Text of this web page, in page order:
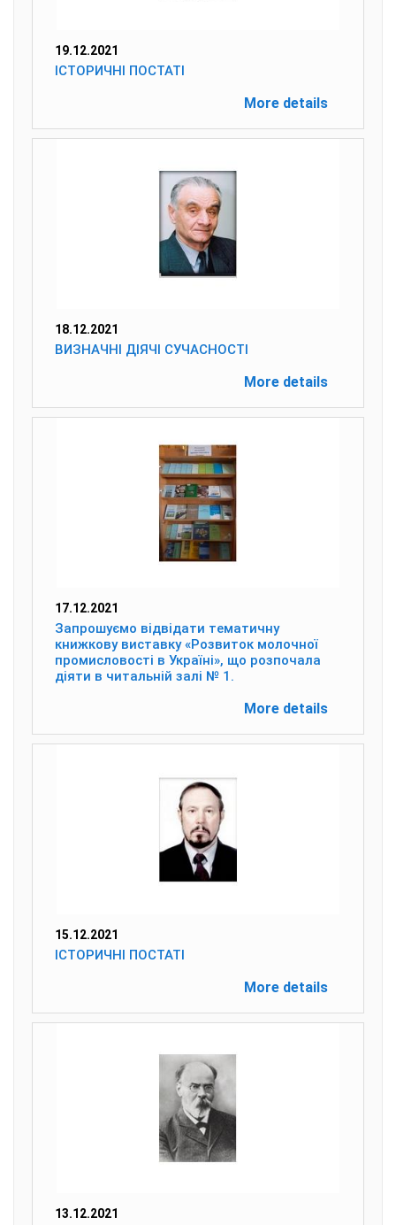
19.12.2021
ІСТОРИЧНІ ПОСТАТІ
More details
18.12.2021
ВИЗНАЧНІ ДІЯЧІ СУЧАСНОСТІ
More details
17.12.2021
Запрошуємо відвідати тематичну
книжкову виставку «Розвиток молочної
промисловості в Україні», що розпочала
діяти в читальній залі № 1.
More details
15.12.2021
ІСТОРИЧНІ ПОСТАТІ
More details
13.12.2021